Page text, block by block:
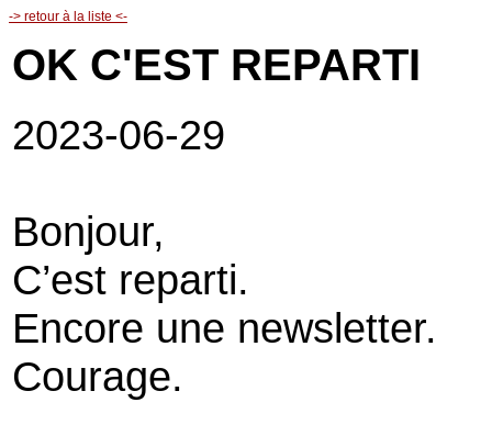
-> retour à la liste <-
OK C'EST REPARTI
2023-06-29
Bonjour,
C’est reparti.
Encore une newsletter.
Courage.